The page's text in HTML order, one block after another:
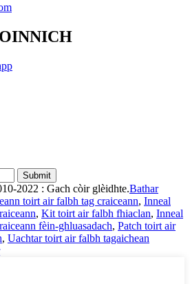
2022 : Gach còir glèidhte.Bathar
toirt air falbh tag craiceann, Inneal
, Kit toirt air falbh fhiaclan, Inneal
fèin-ghluasadach, Patch toirt air
, Uachtar toirt air falbh tagaichean